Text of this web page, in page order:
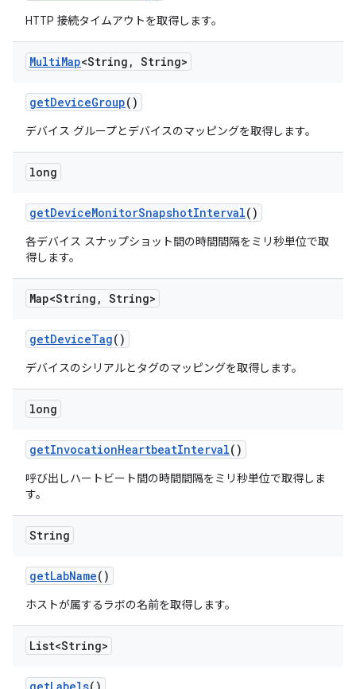
HTTP 接続タイムアウトを取得します。
MultiMap<String , String>
getDeviceGroup()
デバイス グループとデバイスのマッピングを取得します。
long
getDeviceMonitorSnapshotInterval()
各デバイス スナップショット間の時間間隔をミリ秒単位で取
得します。
Map<String , String>
getDeviceTag()
デバイスのシリアルとタグのマッピングを取得します。
long
getInvocationHeartbeatInterval()
呼び出しハートビート間の時間間隔をミリ秒単位で取得しま
す。
String
getLabName()
ホストが属するラボの名前を取得します。
List<String>